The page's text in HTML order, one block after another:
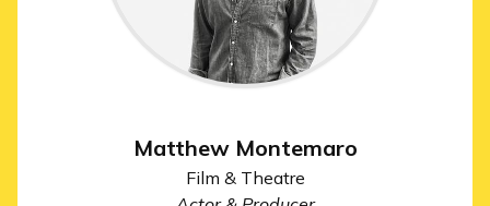
Matthew Montemaro
Film & Theatre